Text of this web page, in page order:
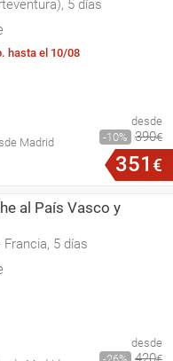
5 días
hasta el 10/08
Madrid
desde
10
390€
351 €
al País Vasco y
5 días
desde